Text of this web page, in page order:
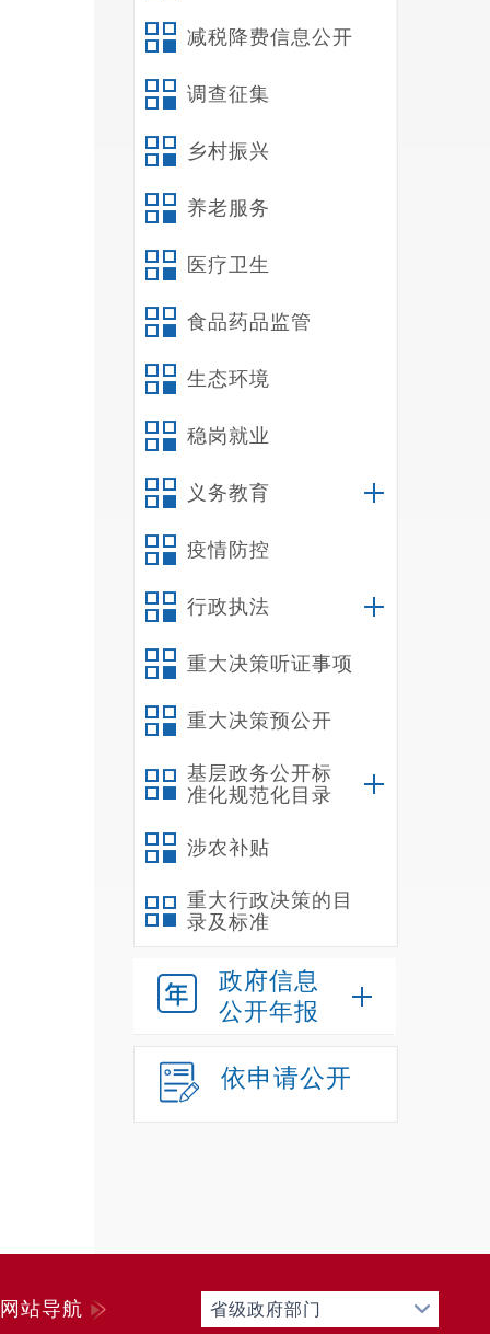
减税降费信息公开
调查征集
乡村振兴
养老服务
医疗卫生
食品药品监管
生态环境
稳岗就业
义务教育
疫情防控
行政执法
重大决策听证事项
重大决策预公开
基层政务公开标
准化规范化目录
涉农补贴
重大行政决策的目
录及标准
政府信息
公开年报
依申请公开
网站导航 省级政府部门